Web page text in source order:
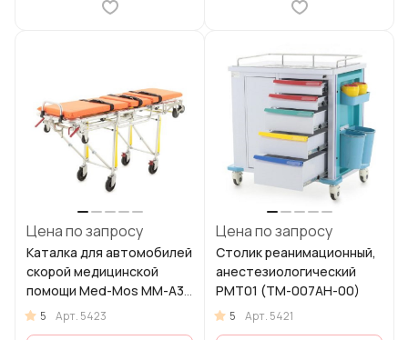
Цена по запросу
Каталка для автомобилей
скорой медицинской
помощи Med-Mos ММ-А3
СП-1НФ со съемными
носилками
5 Арт. 5423
Цена по запросу
Столик реанимационный,
анестезиологический
PMT01 (ТМ-007АН-00)
5 Арт. 5421